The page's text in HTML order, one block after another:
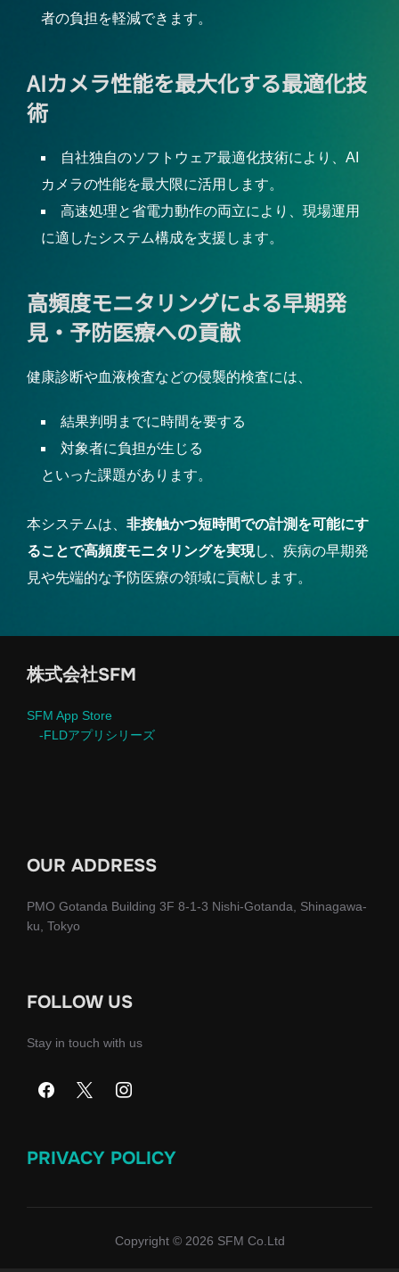
者の負担を軽減できます。
AIカメラ性能を最大化する最適化技
術
自社独自のソフトウェア最適化技術により、AI
カメラの性能を最大限に活用します。
高速処理と省電力動作の両立により、現場運用
に適したシステム構成を支援します。
高頻度モニタリングによる早期発
見・予防医療への貢献
健康診断や血液検査などの侵襲的検査には、
結果判明までに時間を要する
対象者に負担が生じる
といった課題があります。
本システムは、 非接触かつ短時間での計測を可能にす
ることで高頻度モニタリングを実現し、疾病の早期発
見や先端的な予防医療の領域に貢献します。
株式会社SFM
SFM App Store
-FLDアプリシリーズ
OUR ADDRESS
PMO Gotanda Building 3F 8-1-3 Nishi-Gotanda, Shinagawa-
ku, Tokyo
FOLLOW US
Stay in touch with us
PRIVACY POLICY
Copyright © 2026 SFM Co.Ltd